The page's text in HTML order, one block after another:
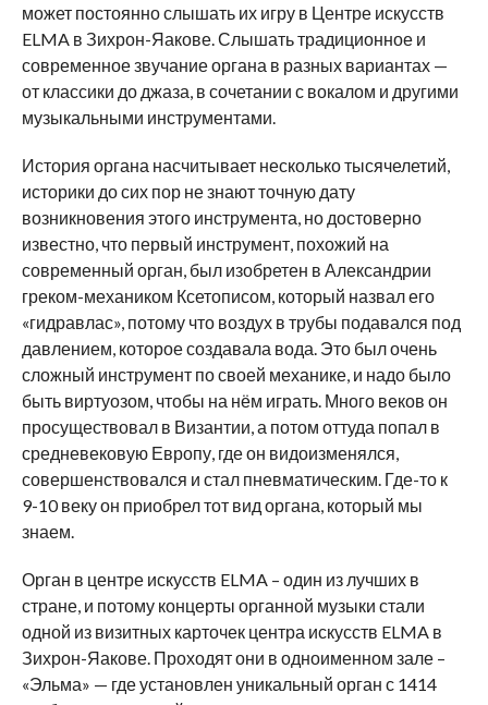
может постоянно слышать их игру в Центре искусств
ELMA в Зихрон-Яакове. Слышать традиционное и
современное звучание органа в разных вариантах —
от классики до джаза, в сочетании с вокалом и другими
музыкальными инструментами.
История органа насчитывает несколько тысячелетий,
историки до сих пор не знают точную дату
возникновения этого инструмента, но достоверно
известно, что первый инструмент, похожий на
современный орган, был изобретен в Александрии
греком-механиком Ксетописом, который назвал его
«гидравлас», потому что воздух в трубы подавался под
давлением, которое создавала вода. Это был очень
сложный инструмент по своей механике, и надо было
быть виртуозом, чтобы на нём играть. Много веков он
просуществовал в Византии, а потом оттуда попал в
средневековую Европу, где он видоизменялся,
совершенствовался и стал пневматическим. Где-то к
9-10 веку он приобрел тот вид органа, который мы
знаем.
Орган в центре искусств ELMA – один из лучших в
стране, и потому концерты органной музыки стали
одной из визитных карточек центра искусств ELMA в
Зихрон-Яакове. Проходят они в одноименном зале –
«Эльма» — где установлен уникальный орган с 1414